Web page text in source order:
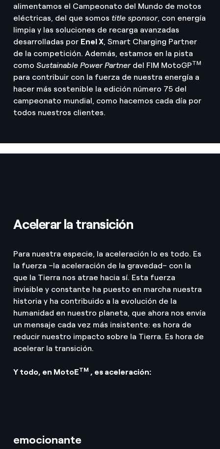
alimentamos el Campeonato del Mundo de motos
eléctricas, del que somos title sponsor, con energía
limpia y las soluciones de recarga avanzadas
desarrolladas por Enel X, Smart Charging Partner
de la competición. Además, estamos en la pista
como Sustainable Power Partnerdel FIM MotoGPTM
para contribuir con la fuerza de nuestra energía a
hacer más sostenible la edición número 75 del
campeonato mundial, como hacemos cada día por
todos nuestros clientes.
Acelerar la transición
Para nuestra especie, la aceleración lo es todo. Es
la fuerza –la aceleración de la gravedad– con la
que la Tierra nos atrae hacia sí. Esta fuerza
invisible y constante ha puesto en marcha nuestra
historia y ha contribuido a la evolución de la
humanidad en nuestro planeta, que ahora nos envía
un mensaje cada vez más insistente: es hora de
reducir nuestro impacto sobre la Tierra. Es hora de
acelerar la transición.
Y todo, en MotoETM , es aceleración:
emocionante